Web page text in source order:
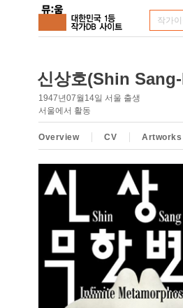
신상호(Shin
1947년07월14일 서울 출생
서울에서 활동
Overview CV Artworks